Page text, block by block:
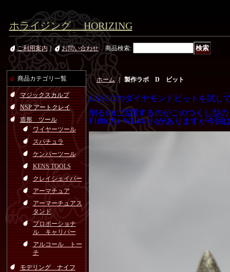
ホライジング HORIZING
ご利用案内 ｜ お問い合わせ 商品検索:
商品カテゴリ一覧
マジックスカルプ
NSP アートクレイ
造形 ツール
ワイヤーツール
スパチュラ
ケンパーツール
KENS TOOLS
クレイシェイパー
アーマチュア
アーマーチュアス
タンド
プロポーショナ
ル キャリパー
アルコール トー
チ
モデリング ナイフ
ホーム ｜ 製作ラボ D ビット
LASCOのダイヤモンドビットを試し
削るのに活躍するのがこのつくし型
F100(大) WL44(小)がありますが今回